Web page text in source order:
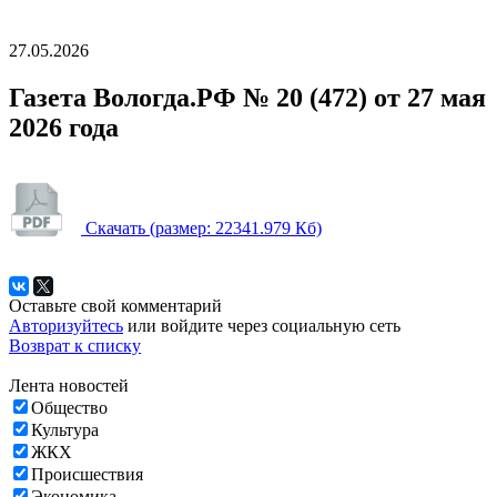
27.05.2026
Газета Вологда.РФ № 20 (472) от 27 мая
2026 года
Скачать (размер: 22341.979 Кб)
Оставьте свой комментарий
Авторизуйтесь или войдите через социальную сеть
Возврат к списку
Лента новостей
Общество
Культура
ЖКХ
Происшествия